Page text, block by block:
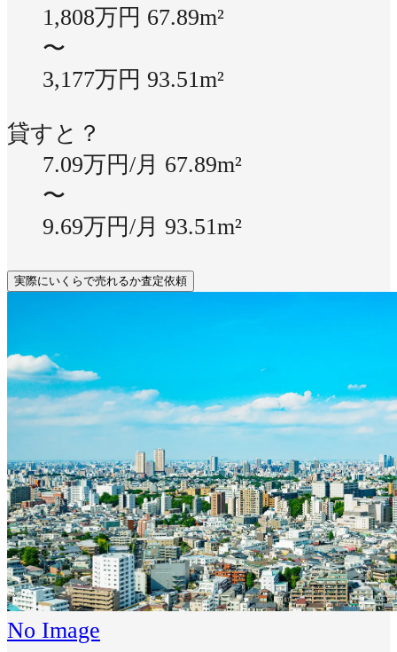
1,808万円 67.89m²
〜
3,177万円 93.51m²
貸すと？
7.09万円/月 67.89m²
〜
9.69万円/月 93.51m²
実際にいくらで売れるか査定依頼
No Image